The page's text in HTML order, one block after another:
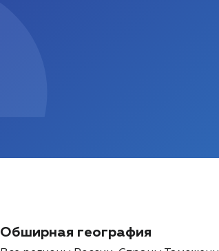
Обширная география